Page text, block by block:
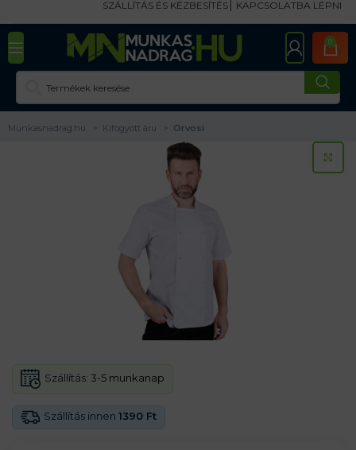
SZÁLLÍTÁS ÉS KÉZBESÍTÉS KAPCSOLATBA LÉPNI
0
Munkasnadrag.hu Kifogyott áru Orvosi
Szállítás innen 1390 Ft
Szállítás: 3-5 munkanap